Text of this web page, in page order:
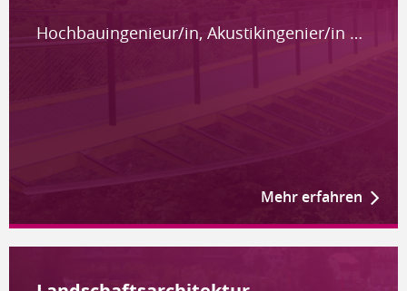
Hochbauingenieur/in, Akustikingenier/in …
Mehr erfahren